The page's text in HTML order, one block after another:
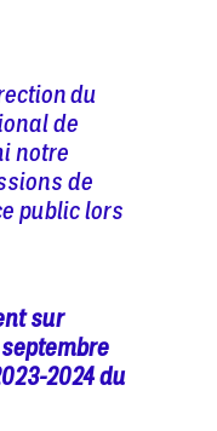
du
de
notre
de
public lors
sur
2024 du